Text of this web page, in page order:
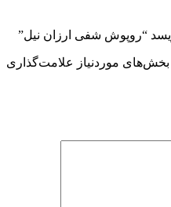
“روپوش شفی ارزان نیل”
بخش‌های موردنیاز علامت‌گذاری